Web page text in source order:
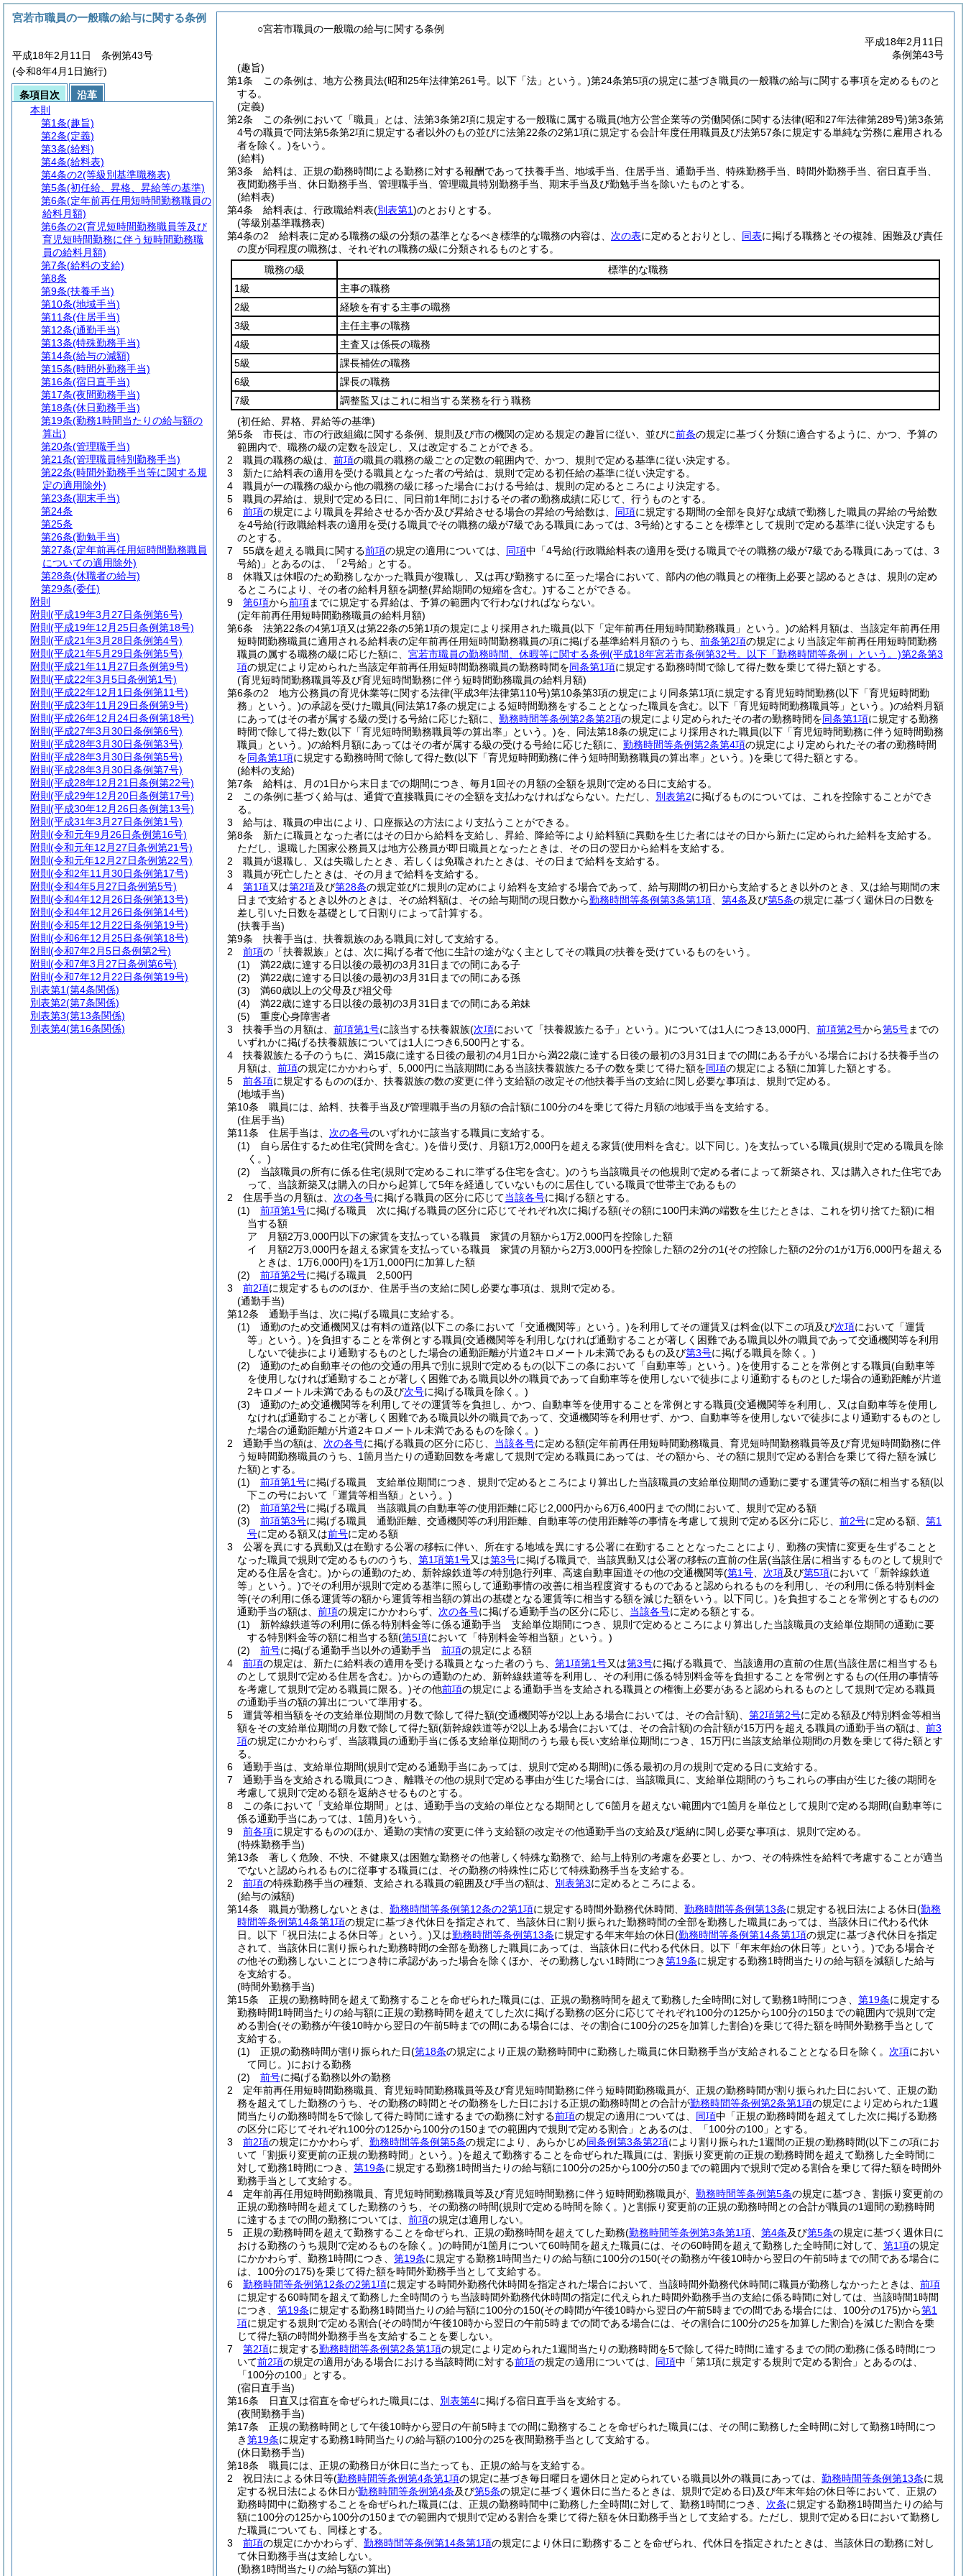
○宮若市職員の一般職の給与に関する条例
平成18年2月11日
条例第43号
(趣旨)
第1条
この条例は、地方公務員法(昭和25年法律第261号。以下「法」という。)第24条第5項の規定に基づき職員の一般職の給与に関する事項を定めるものと
する。
(定義)
第2条
この条例において「職員」とは、法第3条第2項に規定する一般職に属する職員(地方公営企業等の労働関係に関する法律(昭和27年法律第289号)第3条第
4号の職員で同法第5条第2項に規定する者以外のもの並びに法第22条の2第1項に規定する会計年度任用職員及び法第57条に規定する単純な労務に雇用される
者を除く。)をいう。
(給料)
第3条
給料は、正規の勤務時間による勤務に対する報酬であって扶養手当、地域手当、住居手当、通勤手当、特殊勤務手当、時間外勤務手当、宿日直手当、
夜間勤務手当、休日勤務手当、管理職手当、管理職員特別勤務手当、期末手当及び勤勉手当を除いたものとする。
(給料表)
第4条
給料表は、行政職給料表(別表第1)のとおりとする。
(等級別基準職務表)
第4条の2
給料表に定める職務の級の分類の基準となるべき標準的な職務の内容は、 次の表に定めるとおりとし、 同表に掲げる職務とその複雑、困難及び責任
の度が同程度の職務は、それぞれの職務の級に分類されるものとする。
職務の級
標準的な職務
1級
主事の職務
2級
経験を有する主事の職務
3級
主任主事の職務
4級
主査又は係長の職務
5級
課長補佐の職務
6級
課長の職務
7級
調整監又はこれに相当する業務を行う職務
(初任給、昇格、昇給等の基準)
第5条
市長は、市の行政組織に関する条例、規則及び市の機関の定める規定の趣旨に従い、並びに前条の規定に基づく分類に適合するように、かつ、予算の
範囲内で、職務の級の定数を設定し、又は改定することができる。
2
職員の職務の級は、 前項の職員の職務の級ごとの定数の範囲内で、かつ、規則で定める基準に従い決定する。
3
新たに給料表の適用を受ける職員となった者の号給は、規則で定める初任給の基準に従い決定する。
4
職員が一の職務の級から他の職務の級に移った場合における号給は、規則の定めるところにより決定する。
5
職員の昇給は、規則で定める日に、同日前1年間におけるその者の勤務成績に応じて、行うものとする。
6
前項の規定により職員を昇給させるか否か及び昇給させる場合の昇給の号給数は、 同項に規定する期間の全部を良好な成績で勤務した職員の昇給の号給数
を4号給(行政職給料表の適用を受ける職員でその職務の級が7級である職員にあっては、3号給)とすることを標準として規則で定める基準に従い決定するも
のとする。
7
55歳を超える職員に関する前項の規定の適用については、 同項中「4号給(行政職給料表の適用を受ける職員でその職務の級が7級である職員にあっては、3
号給) 」とあるのは、「2号給」とする。
8
休職又は休暇のため勤務しなかった職員が復職し、又は再び勤務するに至った場合において、部内の他の職員との権衡上必要と認めるときは、規則の定め
るところにより、その者の給料月額を調整(昇給期間の短縮を含む。)することができる。
9
第6項から前項までに規定する昇給は、予算の範囲内で行わなければならない。
(定年前再任用短時間勤務職員の給料月額)
第6条
法第22条の4第1項又は第22条の5第1項の規定により採用された職員(以下「定年前再任用短時間勤務職員」という。)の給料月額は、当該定年前再任用
短時間勤務職員に適用される給料表の定年前再任用短時間勤務職員の項に掲げる基準給料月額のうち、 前条第2項の規定により当該定年前再任用短時間勤務
職員の属する職務の級に応じた額に、 宮若市職員の勤務時間、休暇等に関する条例(平成18年宮若市条例第32号。以下「勤務時間等条例」という。)第2条第3
項の規定により定められた当該定年前再任用短時間勤務職員の勤務時間を同条第1項に規定する勤務時間で除して得た数を乗じて得た額とする。
(育児短時間勤務職員等及び育児短時間勤務に伴う短時間勤務職員の給料月額)
第6条の2
地方公務員の育児休業等に関する法律(平成3年法律第110号)第10条第3項の規定により同条第1項に規定する育児短時間勤務(以下「育児短時間勤
務」という。)の承認を受けた職員(同法第17条の規定による短時間勤務をすることとなった職員を含む。以下「育児短時間勤務職員等」という。)の給料月額
にあってはその者が属する級の受ける号給に応じた額に、 勤務時間等条例第2条第2項の規定により定められたその者の勤務時間を同条第1項に規定する勤務
時間で除して得た数(以下「育児短時間勤務職員等の算出率」という。)を、同法第18条の規定により採用された職員(以下「育児短時間勤務に伴う短時間勤務
職員」という。)の給料月額にあってはその者が属する級の受ける号給に応じた額に、 勤務時間等条例第2条第4項の規定により定められたその者の勤務時間
を同条第1項に規定する勤務時間で除して得た数(以下「育児短時間勤務に伴う短時間勤務職員の算出率」という。)を乗じて得た額とする。
(給料の支給)
第7条
給料は、月の1日から末日までの期間につき、毎月1回その月額の全額を規則で定める日に支給する。
2
この条例に基づく給与は、通貨で直接職員にその全額を支払わなければならない。 ただし、 別表第2に掲げるものについては、これを控除することができ
る。
3
給与は、職員の申出により、口座振込の方法により支払うことができる。
第8条
新たに職員となった者にはその日から給料を支給し、昇給、降給等により給料額に異動を生じた者にはその日から新たに定められた給料を支給する。
ただし、退職した国家公務員又は地方公務員が即日職員となったときは、その日の翌日から給料を支給する。
2
職員が退職し、又は失職したとき、若しくは免職されたときは、その日まで給料を支給する。
3
職員が死亡したときは、その月まで給料を支給する。
4
第1項又は第2項及び第28条の規定並びに規則の定めにより給料を支給する場合であって、給与期間の初日から支給するとき以外のとき、又は給与期間の末
日まで支給するとき以外のときは、その給料額は、その給与期間の現日数から勤務時間等条例第3条第1項 第4条及び第5条の規定に基づく週休日の日数を
差し引いた日数を基礎として日割りによって計算する。
(扶養手当)
第9条
扶養手当は、扶養親族のある職員に対して支給する。
2
前項の「扶養親族」とは、次に掲げる者で他に生計の途がなく主としてその職員の扶養を受けているものをいう。
(1)
満22歳に達する日以後の最初の3月31日までの間にある子
(2)
満22歳に達する日以後の最初の3月31日までの間にある孫
(3)
満60歳以上の父母及び祖父母
(4)
満22歳に達する日以後の最初の3月31日までの間にある弟妹
(5)
重度心身障害者
3
扶養手当の月額は、 前項第1号に該当する扶養親族(次項において「扶養親族たる子」という。)については1人につき13,000円、 前項第2号から第5号までの
いずれかに掲げる扶養親族については1人につき6,500円とする。
4
扶養親族たる子のうちに、満15歳に達する日後の最初の4月1日から満22歳に達する日後の最初の3月31日までの間にある子がいる場合における扶養手当の
月額は、 前項の規定にかかわらず、5,000円に当該期間にある当該扶養親族たる子の数を乗じて得た額を同項の規定による額に加算した額とする。
5
前各項に規定するもののほか、扶養親族の数の変更に伴う支給額の改定その他扶養手当の支給に関し必要な事項は、規則で定める。
(地域手当)
第10条
職員には、給料、扶養手当及び管理職手当の月額の合計額に100分の4を乗じて得た月額の地域手当を支給する。
(住居手当)
第11条
住居手当は、 次の各号のいずれかに該当する職員に支給する。
(1)
自ら居住するため住宅(貸間を含む。)を借り受け、月額1万2,000円を超える家賃(使用料を含む。以下同じ。)を支払っている職員(規則で定める職員を除
く。)
(2)
当該職員の所有に係る住宅(規則で定めるこれに準ずる住宅を含む。)のうち当該職員その他規則で定める者によって新築され、又は購入された住宅であ
って、当該新築又は購入の日から起算して5年を経過していないものに居住している職員で世帯主であるもの
2
住居手当の月額は、 次の各号に掲げる職員の区分に応じて当該各号に掲げる額とする。
(1)
前項第1号に掲げる職員 次に掲げる職員の区分に応じてそれぞれ次に掲げる額(その額に100円未満の端数を生じたときは、これを切り捨てた額)に相
当する額
ア
月額2万3,000円以下の家賃を支払っている職員 家賃の月額から1万2,000円を控除した額
イ
月額2万3,000円を超える家賃を支払っている職員 家賃の月額から2万3,000円を控除した額の2分の1(その控除した額の2分の1が1万6,000円を超える
ときは、1万6,000円)を1万1,000円に加算した額
(2)
前項第2号に掲げる職員 2,500円
3
前2項に規定するもののほか、住居手当の支給に関し必要な事項は、規則で定める。
(通勤手当)
第12条
通勤手当は、次に掲げる職員に支給する。
(1)
通勤のため交通機関又は有料の道路(以下この条において「交通機関等」という。)を利用してその運賃又は料金(以下この項及び次項において「運賃
等」という。)を負担することを常例とする職員(交通機関等を利用しなければ通勤することが著しく困難である職員以外の職員であって交通機関等を利用
しないで徒歩により通勤するものとした場合の通勤距離が片道2キロメートル未満であるもの及び第3号に掲げる職員を除く。)
(2)
通勤のため自動車その他の交通の用具で別に規則で定めるもの(以下この条において「自動車等」という。)を使用することを常例とする職員(自動車等
を使用しなければ通勤することが著しく困難である職員以外の職員であって自動車等を使用しないで徒歩により通勤するものとした場合の通勤距離が片道
2キロメートル未満であるもの及び次号に掲げる職員を除く。)
(3)
通勤のため交通機関等を利用してその運賃等を負担し、かつ、自動車等を使用することを常例とする職員(交通機関等を利用し、又は自動車等を使用し
なければ通勤することが著しく困難である職員以外の職員であって、交通機関等を利用せず、かつ、自動車等を使用しないで徒歩により通勤するものとし
た場合の通勤距離が片道2キロメートル未満であるものを除く。)
2
通勤手当の額は、 次の各号に掲げる職員の区分に応じ、 当該各号に定める額(定年前再任用短時間勤務職員、育児短時間勤務職員等及び育児短時間勤務に伴
う短時間勤務職員のうち、1箇月当たりの通勤回数を考慮して規則で定める職員にあっては、その額から、その額に規則で定める割合を乗じて得た額を減じ
た額)とする。
(1)
前項第1号に掲げる職員 支給単位期間につき、規則で定めるところにより算出した当該職員の支給単位期間の通勤に要する運賃等の額に相当する額(以
下この号において「運賃等相当額」という。)
(2)
前項第2号に掲げる職員 当該職員の自動車等の使用距離に応じ2,000円から6万6,400円までの間において、規則で定める額
(3)
前項第3号に掲げる職員 通勤距離、交通機関等の利用距離、自動車等の使用距離等の事情を考慮して規則で定める区分に応じ、 前2号に定める額、 第1
号に定める額又は前号に定める額
3
公署を異にする異動又は在勤する公署の移転に伴い、所在する地域を異にする公署に在勤することとなったことにより、勤務の実情に変更を生ずることと
なった職員で規則で定めるもののうち、 第1項第1号又は第3号に掲げる職員で、当該異動又は公署の移転の直前の住居(当該住居に相当するものとして規則で
定める住居を含む。)からの通勤のため、新幹線鉄道等の特別急行列車、高速自動車国道その他の交通機関等(第1号 次項及び第5項において「新幹線鉄道
等」という。)でその利用が規則で定める基準に照らして通勤事情の改善に相当程度資するものであると認められるものを利用し、その利用に係る特別料金
等(その利用に係る運賃等の額から運賃等相当額の算出の基礎となる運賃等に相当する額を減じた額をいう。以下同じ。)を負担することを常例とするものの
通勤手当の額は、 前項の規定にかかわらず、 次の各号に掲げる通勤手当の区分に応じ、 当該各号に定める額とする。
(1)
新幹線鉄道等の利用に係る特別料金等に係る通勤手当 支給単位期間につき、規則で定めるところにより算出した当該職員の支給単位期間の通勤に要
する特別料金等の額に相当する額(第5項において「特別料金等相当額」という。)
(2)
前号に掲げる通勤手当以外の通勤手当 前項の規定による額
4
前項の規定は、新たに給料表の適用を受ける職員となった者のうち、 第1項第1号又は第3号に掲げる職員で、当該適用の直前の住居(当該住居に相当するも
のとして規則で定める住居を含む。)からの通勤のため、新幹線鉄道等を利用し、その利用に係る特別料金等を負担することを常例とするもの(任用の事情等
を考慮して規則で定める職員に限る。)その他前項の規定による通勤手当を支給される職員との権衡上必要があると認められるものとして規則で定める職員
の通勤手当の額の算出について準用する。
5
運賃等相当額をその支給単位期間の月数で除して得た額(交通機関等が2以上ある場合においては、その合計額) 第2項第2号に定める額及び特別料金等相当
額をその支給単位期間の月数で除して得た額(新幹線鉄道等が2以上ある場合においては、その合計額)の合計額が15万円を超える職員の通勤手当の額は、 前3
項の規定にかかわらず、当該職員の通勤手当に係る支給単位期間のうち最も長い支給単位期間につき、15万円に当該支給単位期間の月数を乗じて得た額とす
る。
6
通勤手当は、支給単位期間(規則で定める通勤手当にあっては、規則で定める期間)に係る最初の月の規則で定める日に支給する。
7
通勤手当を支給される職員につき、離職その他の規則で定める事由が生じた場合には、当該職員に、支給単位期間のうちこれらの事由が生じた後の期間を
考慮して規則で定める額を返納させるものとする。
8
この条において「支給単位期間」とは、通勤手当の支給の単位となる期間として6箇月を超えない範囲内で1箇月を単位として規則で定める期間(自動車等に
係る通勤手当にあっては、1箇月)をいう。
9
前各項に規定するもののほか、通勤の実情の変更に伴う支給額の改定その他通勤手当の支給及び返納に関し必要な事項は、規則で定める。
(特殊勤務手当)
第13条
著しく危険、不快、不健康又は困難な勤務その他著しく特殊な勤務で、給与上特別の考慮を必要とし、かつ、その特殊性を給料で考慮することが適当
でないと認められるものに従事する職員には、その勤務の特殊性に応じて特殊勤務手当を支給する。
2
前項の特殊勤務手当の種類、支給される職員の範囲及び手当の額は、 別表第3に定めるところによる。
(給与の減額)
第14条
職員が勤務しないときは、 勤務時間等条例第12条の2第1項に規定する時間外勤務代休時間、 勤務時間等条例第13条に規定する祝日法による休日(勤務
時間等条例第14条第1項の規定に基づき代休日を指定されて、当該休日に割り振られた勤務時間の全部を勤務した職員にあっては、当該休日に代わる代休
日。以下「祝日法による休日等」という。)又は勤務時間等条例第13条に規定する年末年始の休日(勤務時間等条例第14条第1項の規定に基づき代休日を指定
されて、当該休日に割り振られた勤務時間の全部を勤務した職員にあっては、当該休日に代わる代休日。以下「年末年始の休日等」という。)である場合そ
の他その勤務しないことにつき特に承認があった場合を除くほか、その勤務しない1時間につき第19条に規定する勤務1時間当たりの給与額を減額した給与
を支給する。
(時間外勤務手当)
第15条
正規の勤務時間を超えて勤務することを命ぜられた職員には、正規の勤務時間を超えて勤務した全時間に対して勤務1時間につき、 第19条に規定する
勤務時間1時間当たりの給与額に正規の勤務時間を超えてした次に掲げる勤務の区分に応じてそれぞれ100分の125から100分の150までの範囲内で規則で定
める割合(その勤務が午後10時から翌日の午前5時までの間にある場合には、その割合に100分の25を加算した割合)を乗じて得た額を時間外勤務手当として
支給する。
(1)
正規の勤務時間が割り振られた日(第18条の規定により正規の勤務時間中に勤務した職員に休日勤務手当が支給されることとなる日を除く。 次項におい
て同じ。)における勤務
(2)
前号に掲げる勤務以外の勤務
2
定年前再任用短時間勤務職員、育児短時間勤務職員等及び育児短時間勤務に伴う短時間勤務職員が、正規の勤務時間が割り振られた日において、正規の勤
務を超えてした勤務のうち、その勤務の時間とその勤務をした日における正規の勤務時間との合計が勤務時間等条例第2条第1項の規定により定められた1週
間当たりの勤務時間を5で除して得た時間に達するまでの勤務に対する前項の規定の適用については、 同項中「正規の勤務時間を超えてした次に掲げる勤務
の区分に応じてそれぞれ100分の125から100分の150までの範囲内で規則で定める割合」とあるのは、「100分の100」とする。
3
前2項の規定にかかわらず、 勤務時間等条例第5条の規定により、あらかじめ同条例第3条第2項により割り振られた1週間の正規の勤務時間(以下この項にお
いて「割振り変更前の正規の勤務時間」という。)を超えて勤務することを命ぜられた職員には、割振り変更前の正規の勤務時間を超えて勤務した全時間に
対して勤務1時間につき、 第19条に規定する勤務1時間当たりの給与額に100分の25から100分の50までの範囲内で規則で定める割合を乗じて得た額を時間外
勤務手当として支給する。
4
定年前再任用短時間勤務職員、育児短時間勤務職員等及び育児短時間勤務に伴う短時間勤務職員が、 勤務時間等条例第5条の規定に基づき、割振り変更前の
正規の勤務時間を超えてした勤務のうち、その勤務の時間(規則で定める時間を除く。)と割振り変更前の正規の勤務時間との合計が職員の1週間の勤務時間
に達するまでの間の勤務については、 前項の規定は適用しない。
5
正規の勤務時間を超えて勤務することを命ぜられ、正規の勤務時間を超えてした勤務(勤務時間等条例第3条第1項 第4条及び第5条の規定に基づく週休日に
おける勤務のうち規則で定めるものを除く。)の時間が1箇月について60時間を超えた職員には、その60時間を超えて勤務した全時間に対して、 第1項の規定
にかかわらず、勤務1時間につき、 第19条に規定する勤務1時間当たりの給与額に100分の150(その勤務が午後10時から翌日の午前5時までの間である場合に
は、100分の175)を乗じて得た額を時間外勤務手当として支給する。
6
勤務時間等条例第12条の2第1項に規定する時間外勤務代休時間を指定された場合において、当該時間外勤務代休時間に職員が勤務しなかったときは、 前項
に規定する60時間を超えて勤務した全時間のうち当該時間外勤務代休時間の指定に代えられた時間外勤務手当の支給に係る時間に対しては、当該時間1時間
につき、 第19条に規定する勤務1時間当たりの給与額に100分の150(その時間が午後10時から翌日の午前5時までの間である場合には、100分の175)から第1
項に規定する規則で定める割合(その時間が午後10時から翌日の午前5時までの間である場合には、その割合に100分の25を加算した割合)を減じた割合を乗
じて得た額の時間外勤務手当を支給することを要しない。
7
第2項に規定する勤務時間等条例第2条第1項の規定により定められた1週間当たりの勤務時間を5で除して得た時間に達するまでの間の勤務に係る時間につ
いて前2項の規定の適用がある場合における当該時間に対する前項の規定の適用については、 同項中「第1項に規定する規則で定める割合」とあるのは、
「100分の100」とする。
(宿日直手当)
第16条
日直又は宿直を命ぜられた職員には、 別表第4に掲げる宿日直手当を支給する。
(夜間勤務手当)
第17条
正規の勤務時間として午後10時から翌日の午前5時までの間に勤務することを命ぜられた職員には、その間に勤務した全時間に対して勤務1時間につ
き第19条に規定する勤務1時間当たりの給与額の100分の25を夜間勤務手当として支給する。
(休日勤務手当)
第18条
職員には、正規の勤務日が休日に当たっても、正規の給与を支給する。
2
祝日法による休日等(勤務時間等条例第4条第1項の規定に基づき毎日曜日を週休日と定められている職員以外の職員にあっては、 勤務時間等条例第13条に規
定する祝日法による休日が勤務時間等条例第4条及び第5条の規定に基づく週休日に当たるときは、規則で定める日)及び年末年始の休日等において、正規の
勤務時間中に勤務することを命ぜられた職員には、正規の勤務時間中に勤務した全時間に対して、勤務1時間につき、 次条に規定する勤務1時間当たりの給与
額に100分の125から100分の150までの範囲内で規則で定める割合を乗じて得た額を休日勤務手当として支給する。 ただし、規則で定める日において勤務し
た職員についても、同様とする。
3
前項の規定にかかわらず、 勤務時間等条例第14条第1項の規定により休日に勤務することを命ぜられ、代休日を指定されたときは、当該休日の勤務に対し
て休日勤務手当は支給しない。
(勤務1時間当たりの給与額の算出)
宮若市職員の一般職の給与に関する条例
平成18年2月11日 条例第43号
(令和8年4月1日施行)
条項目次
沿革
本則
第1条(趣旨)
第2条(定義)
第3条(給料)
第4条(給料表)
第4条の2(等級別基準職務表)
第5条(初任給、昇格、昇給等の基準)
第6条(定年前再任用短時間勤務職員の
給料月額)
第6条の2(育児短時間勤務職員等及び
育児短時間勤務に伴う短時間勤務職
員の給料月額)
第7条(給料の支給)
第8条
第9条(扶養手当)
第10条(地域手当)
第11条(住居手当)
第12条(通勤手当)
第13条(特殊勤務手当)
第14条(給与の減額)
第15条(時間外勤務手当)
第16条(宿日直手当)
第17条(夜間勤務手当)
第18条(休日勤務手当)
第19条(勤務1時間当たりの給与額の
算出)
第20条(管理職手当)
第21条(管理職員特別勤務手当)
第22条(時間外勤務手当等に関する規
定の適用除外)
第23条(期末手当)
第24条
第25条
第26条(勤勉手当)
第27条(定年前再任用短時間勤務職員
についての適用除外)
第28条(休職者の給与)
第29条(委任)
附則
附則 (平成19年3月27日条例第6号)
附則 (平成19年12月25日条例第18号)
附則 (平成21年3月28日条例第4号)
附則 (平成21年5月29日条例第5号)
附則 (平成21年11月27日条例第9号)
附則 (平成22年3月5日条例第1号)
附則 (平成22年12月1日条例第11号)
附則 (平成23年11月29日条例第9号)
附則 (平成26年12月24日条例第18号)
附則 (平成27年3月30日条例第6号)
附則 (平成28年3月30日条例第3号)
附則 (平成28年3月30日条例第5号)
附則 (平成28年3月30日条例第7号)
附則 (平成28年12月21日条例第22号)
附則 (平成29年12月20日条例第17号)
附則 (平成30年12月26日条例第13号)
附則 (平成31年3月27日条例第1号)
附則 (令和元年9月26日条例第16号)
附則 (令和元年12月27日条例第21号)
附則 (令和元年12月27日条例第22号)
附則 (令和2年11月30日条例第17号)
附則 (令和4年5月27日条例第5号)
附則 (令和4年12月26日条例第13号)
附則 (令和4年12月26日条例第14号)
附則 (令和5年12月22日条例第19号)
附則 (令和6年12月25日条例第18号)
附則 (令和7年2月5日条例第2号)
附則 (令和7年3月27日条例第6号)
附則 (令和7年12月22日条例第19号)
別表第1(第4条関係)
別表第2(第7条関係)
別表第3(第13条関係)
別表第4(第16条関係)